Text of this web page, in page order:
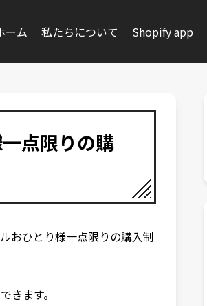
ーム 私たちについて Shopify app
点限りの購
おひとり様一点限りの購入制
きます。